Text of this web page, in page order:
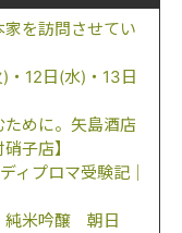
家を訪問させてい
・12日(水)・13日
めに。矢島酒店
子店】
ィプロマ受験記｜
純米吟醸 朝日